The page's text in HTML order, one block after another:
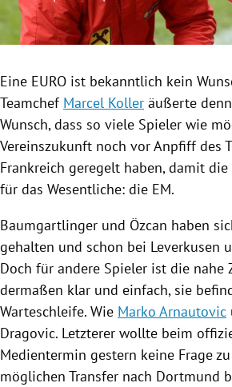
Untermenü
Untermenü
Eine EURO ist bekanntlich kein
Teamchef Marcel Koller äußerte
Wunsch, dass so viele Spieler wie
Vereinszukunft noch vor Anpfiff des
Frankreich geregelt haben, damit
für das Wesentliche: die EM.
Baumgartlinger und Özcan haben
gehalten und schon bei Leverkusen
Doch für andere Spieler ist die nahe
dermaßen klar und einfach, sie
Warteschleife. Wie Marko Arnautovic
Dragovic. Letzterer wollte beim
Medientermin gestern keine Frage
möglichen Transfer nach Dortmund